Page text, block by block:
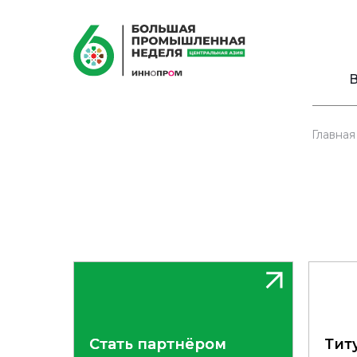
Главная
Стать партнёром
Стать партнёром